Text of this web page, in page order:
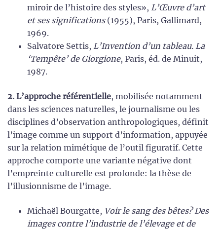
miroir de l’histoire des styles», L’Œuvre d’art
et ses significations(1955), Paris, Gallimard,
1969.
Salvatore Settis, L’Invention d’un tableau. La
‘Tempête’ de Giorgione, Paris, éd. de Minuit,
1987.
2. L’approche référentielle, mobilisée notamment
dans les sciences naturelles, le journalisme ou les
disciplines d’observation anthropologiques, définit
l’image comme un support d’information, appuyée
sur la relation mimétique de l’outil figuratif. Cette
approche comporte une variante négative dont
l’empreinte culturelle est profonde: la thèse de
l’illusionnisme de l’image.
Michaël Bourgatte, Voir le sang des bêtes? Des
images contre l’industrie de l’élevage et de